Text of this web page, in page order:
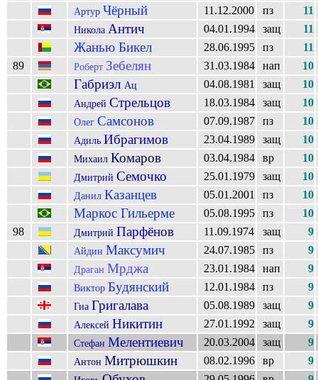
Артур Чёрный 11.12.2000 пз 11
Никола Антич 04.01.1994 защ 11
Жанью Бикел 28.06.1995 пз
11
89
Роберт Зебелян 31.03.1984 нап 10
Габриэл Ац 04.08.1981 защ 10
Андрей Стрельцов 18.03.1984 защ 10
Олег Самсонов 07.09.1987 пз 10
Адиль Ибрагимов 23.04.1989 защ 10
Михаил Комаров 03.04.1984 вр 10
Дмитрий Семочко 25.01.1979 защ 10
Данил Казанцев 05.01.2001 пз 10
Маркос Гильерме 05.08.1995 пз
10
98
Дмитрий Парфёнов 11.09.1974 защ 9
Айдин Максумич 24.07.1985 пз 9
Драган Мрджа 23.01.1984 нап 9
Виктор Будянский 12.01.1984 пз 9
Гиа Григалава 05.08.1989 защ 9
Алексей Никитин 27.01.1992 защ 9
Стефан Мелентиевич 20.03.2004 защ 9
Антон Митрюшкин 08.02.1996 вр 9